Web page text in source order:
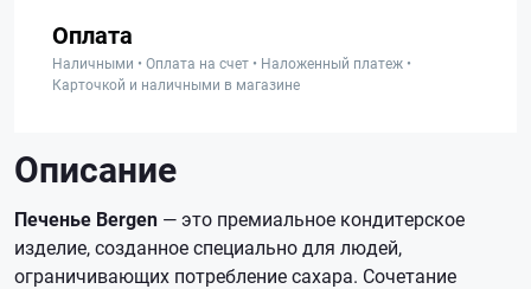
Оплата
Наличными • Оплата на счет • Наложенный платеж •
Карточкой и наличными в магазине
Описание
Печенье Bergen — это премиальное кондитерское
изделие, созданное специально для людей,
ограничивающих потребление сахара. Сочетание